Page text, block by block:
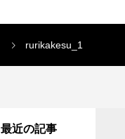
rurikakesu_1
最近の記事